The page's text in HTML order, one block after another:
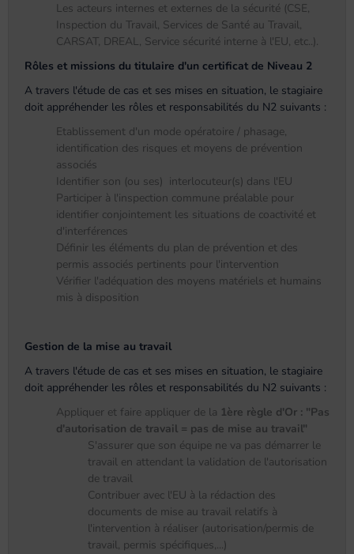
Les acteurs internes et externes de la sécurité (CSE,
Inspection du Travail, Services de Santé au Travail,
CARSAT, DREAL, Service sécurité interne à l'EU, etc..).
Rôles et missions du titulaire d'un certificat de Niveau 2
A travers l'étude de cas et ses mises en situation, le stagiaire
doit appréhender les rôles et responsabilités du N2 suivants :
Etablissement d'un mode opératoire / phasage,
identification des risques et moyens de prévention
associés
Identifier son (ou ses) interlocuteur(s) dans l'EU
Participer à l'inspection commune préalable pour
identifier conjointement les situations de coactivité et
d'interférences
Définir les éléments du plan de prévention et des
permis associés pertinents pour l'intervention
Vérifier l'adéquation des moyens matériels et humains
mis à disposition
Gestion de la mise au travail
A travers l'étude de cas et ses mises en situation, le stagiaire
doit appréhender les rôles et responsabilités du N2 suivants :
Appliquer et faire appliquer de la 1ère règle d'Or : "Pas
d'autorisation de travail = pas de mise au travail"
S'assurer que son équipe ne va pas démarrer le
travail en attendant la validation de l'autorisation
de travail
Contribuer avec l'EU à la rédaction des
documents de mise au travail relatifs à
l'intervention à réaliser (autorisation/permis de
travail, permis spécifiques,...)